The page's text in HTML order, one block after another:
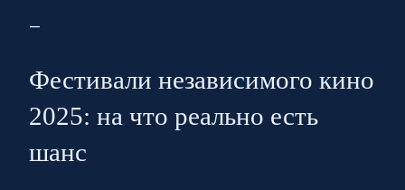
—
Фестивали независимого кино
2025: на что реально есть
шанс